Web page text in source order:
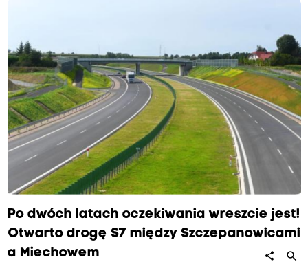
Po dwóch latach oczekiwania wreszcie jest!
Otwarto drogę S7 między Szczepanowicami
a Miechowem
share search